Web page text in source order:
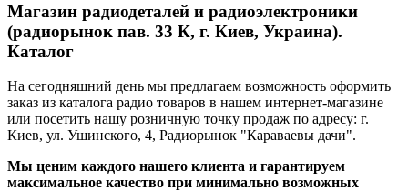
Магазин радиодеталей и радиоэлектроники
(радиорынок пав. 33 К, г. Киев, Украина).
Каталог
На сегодняшний день мы предлагаем возможность оформить
заказ из каталога радио товаров в нашем интернет-магазине
или посетить нашу розничную точку продаж по адресу: г.
Киев, ул. Ушинского, 4, Радиорынок "Караваевы дачи".
Мы ценим каждого нашего клиента и гарантируем
максимальное качество при минимально возможных